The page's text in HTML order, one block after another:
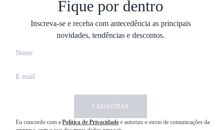
Fique por dentro
Inscreva-se e receba com antecedência as principais
novidades, tendências e descontos.
CADASTRAR
Eu concordo com a Política de Privacidade e autorizo o envio de comunicações da